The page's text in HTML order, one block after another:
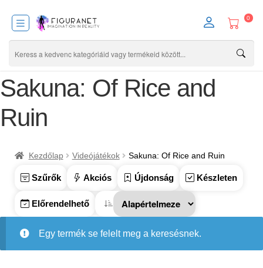
0
Sakuna: Of Rice and
Ruin
Kezdőlap Videójátékok Sakuna: Of Rice and Ruin
Szűrők Akciós Újdonság Készleten
Előrendelhető
Egy termék se felelt meg a keresésnek.